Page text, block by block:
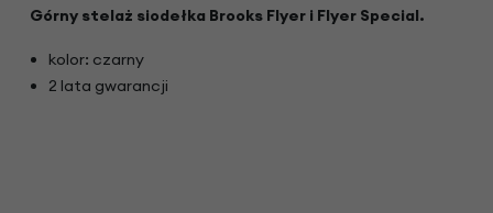
Górny stelaż siodełka Brooks Flyer i Flyer Special.
kolor: czarny
2 lata gwarancji